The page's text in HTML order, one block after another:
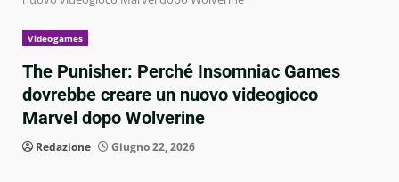
Videogames
The Punisher: Perché Insomniac Games
dovrebbe creare un nuovo videogioco
Marvel dopo Wolverine
Redazione Giugno 22, 2026